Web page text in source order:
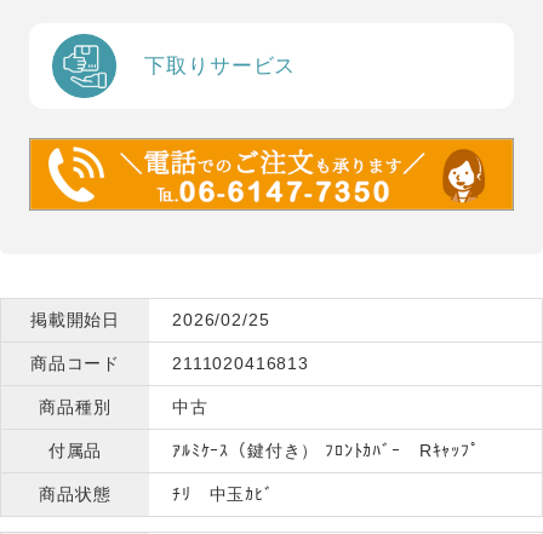
下取りサービス
掲載開始日 2026/02/25
商品コード 2111020416813
商品種別 中古
付属品 ｱﾙﾐｹｰｽ（鍵付き） ﾌﾛﾝﾄｶﾊﾞｰ Rｷｬｯﾌﾟ
商品状態 ﾁﾘ 中玉ｶﾋﾞ